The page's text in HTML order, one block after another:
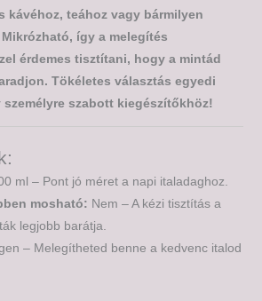
kávéhoz, teához vagy bármilyen
így a melegítés
érdemes tisztítani, hogy a mintád
Tökéletes választás egyedi
szabott kiegészítőkhöz!
ml – Pont jó méret a napi italadaghoz.
mosható: Nem – A kézi tisztítás a
legjobb barátja.
– Melegítheted benne a kedvenc italod